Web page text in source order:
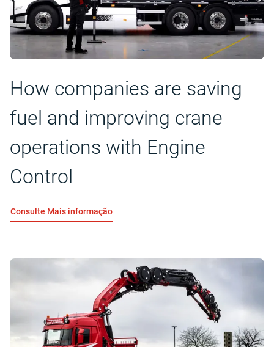
How companies are saving
fuel and improving crane
operations with Engine
Control
Consulte Mais informação